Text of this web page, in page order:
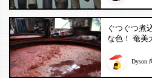
ぐつぐつ煮
な色！ 奄美
Dyson